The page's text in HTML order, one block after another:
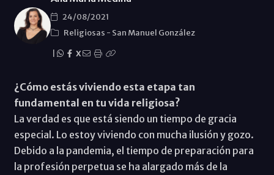
24/08/2021
Religiosas - San Manuel González
X
¿Cómo estás viviendo esta etapa tan
fundamental en tu vida religiosa?
La verdad es que está siendo un tiempo de gracia
especial. Lo estoy viviendo con mucha ilusión y gozo.
Debido a la pandemia, el tiempo de preparación para
la profesión perpetua se ha alargado más de la